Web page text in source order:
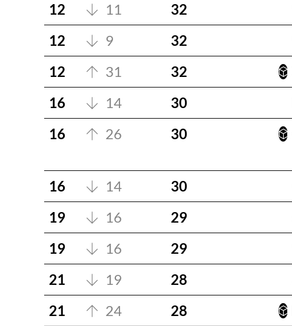
12
11 32
12
9 32
12
31 32
16
14 30
16
26 30
16
14 30
19
16 29
19
16 29
21
19 28
21
24 28